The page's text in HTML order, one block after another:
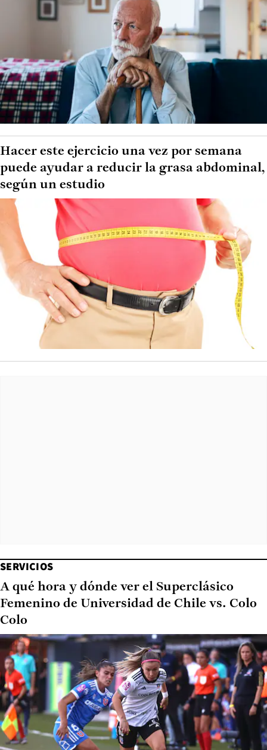
Hacer este ejercicio una vez por semana
puede ayudar a reducir la grasa abdominal,
según un estudio
SERVICIOS
A qué hora y dónde ver el Superclásico
Femenino de Universidad de Chile vs. Colo
Colo